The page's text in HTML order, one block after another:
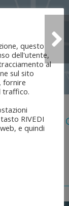
“delega
questo
dell'utente,
al
sul sito
fornire
traffico.
RIVEDI
e quindi